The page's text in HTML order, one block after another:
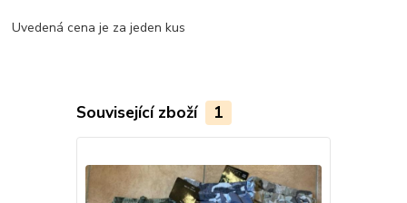
Uvedená cena je za jeden kus
Související zboží 1